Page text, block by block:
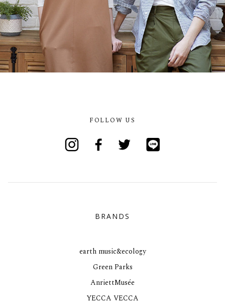
FOLLOW US
BRANDS
earth music&ecology
Green Parks
AnriettMusée
YECCA VECCA